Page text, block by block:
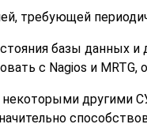
требующей
базы данных
с Nagios и
другими